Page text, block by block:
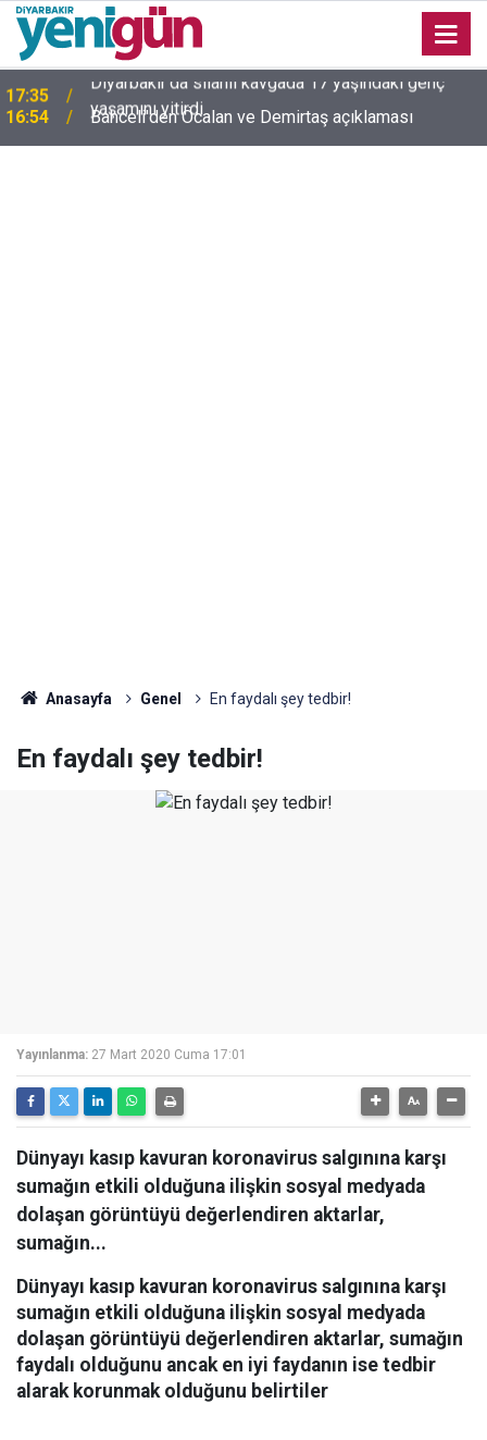
16:54 Bahceli'den Öcalan ve Demirtaş açıklaması
Anasayfa Genel En faydalı şey tedbir!
En faydalı şey tedbir!
Yayınlanma: 27 Mart 2020 Cuma 17:01
Dünyayı kasıp kavuran koronavirus salgınına karşı
sumağın etkili olduğuna ilişkin sosyal medyada
dolaşan görüntüyü değerlendiren aktarlar,
sumağın...
Dünyayı kasıp kavuran koronavirus salgınına karşı
sumağın etkili olduğuna ilişkin sosyal medyada
dolaşan görüntüyü değerlendiren aktarlar, sumağın
faydalı olduğunu ancak en iyi faydanın ise tedbir
alarak korunmak olduğunu belirtiler